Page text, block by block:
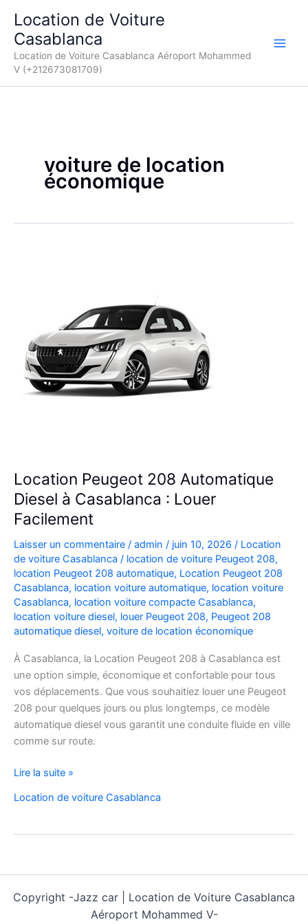
contenu
Location de Voiture
Casablanca
Location de Voiture Casablanca Aéroport Mohammed
V (+212673081709)
voiture de location
économique
Location Peugeot 208 Automatique
Diesel à Casablanca : Louer
Facilement
Laisser un commentaire / admin / juin 10, 2026 / Location
de voiture Casablanca / location de voiture Peugeot 208,
location Peugeot 208 automatique, Location Peugeot 208
Casablanca, location voiture automatique, location voiture
Casablanca, location voiture compacte Casablanca,
location voiture diesel, louer Peugeot 208, Peugeot 208
automatique diesel, voiture de location économique
À Casablanca, la Location Peugeot 208 à Casablanca est
une option simple, économique et confortable pour tous
vos déplacements. Que vous souhaitiez louer une Peugeot
208 pour quelques jours ou plus longtemps, ce modèle
automatique diesel vous garantit une conduite fluide en ville
comme sur route.
Location
208
Diesel
Louer
Lire la suite »
Location de voiture Casablanca
Copyright -Jazz car | Location de Voiture Casablanca
Aéroport Mohammed V-